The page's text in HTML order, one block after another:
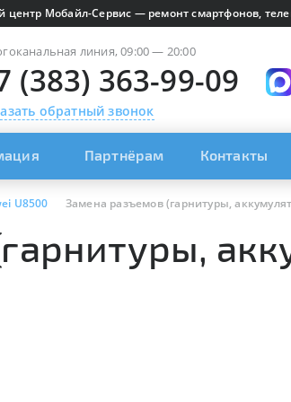
Мобайл-Сервис — ремонт смартфонов,
линия, 09:00 — 20:00
(383) 363-99-09
обратный звонок
Партнёрам Контакты
U8500 Замена разъемов (гарнитуры,